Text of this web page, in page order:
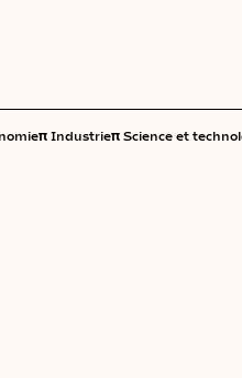
π Industrieπ Science et